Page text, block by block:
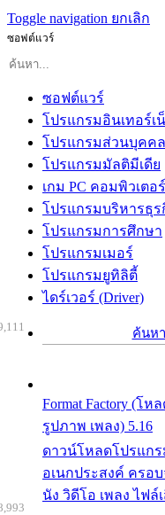
Toggle navigation ยกเลิก
ซอฟต์แวร์
ซอฟต์แวร์
โปรแกรมอินเทอร์เ
โปรแกรมส่วนบุคคล
โปรแกรมมัลติมีเดีย
เกม PC คอมพิวเตอร์
โปรแกรมบริหารธุร
โปรแกรมการศึกษา
โปรแกรมเมอร์
โปรแกรมยูทิลิตี้
ไดร์เวอร์ (Driver)
ค้นห
Format Factory (โห
รูปภาพ เพลง) 5.16
ดาวน์โหลดโปรแกร
อเนกประสงค์ ครอ
นัง วิดีโอ เพลง ไฟล์